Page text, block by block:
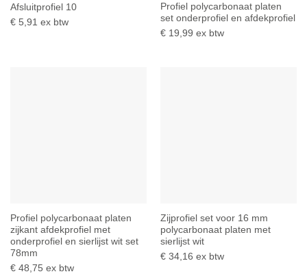
Afsluitprofiel 10
€5,91 ex btw
Profiel polycarbonaat platen
set onderprofiel en afdekprofiel
€19,99 ex btw
Profiel polycarbonaat platen
zijkant afdekprofiel met
onderprofiel en sierlijst wit set
78mm
€48,75 ex btw
Zijprofiel set voor 16 mm
polycarbonaat platen met
sierlijst wit
€34,16 ex btw